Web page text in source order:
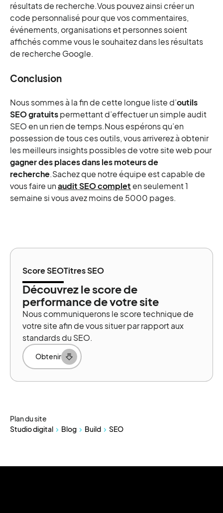
résultats de recherche.Vous pouvez ainsi créer un
code personnalisé pour que vos commentaires,
événements, organisations et personnes soient
affichés comme vous le souhaitez dans les résultats
de recherche Google.
Conclusion
Nous sommes à la fin de cette longue liste d’outils
SEO gratuitspermettant d’effectuer un simple audit
SEO en un rien de temps.Nous espérons qu’en
possession de tous ces outils, vous arriverez à obtenir
les meilleurs insights possibles de votre site web pour
gagner des places dans les moteurs de
recherche.Sachez que notre équipe est capable de
vous faire unaudit SEO complet en seulement 1
semaine si vous avez moins de 5000 pages.
Score SEOTitres SEO
Découvrez le score de
performance de votre site
Nous communiquerons le score technique de
votre site afin de vous situer par rapport aux
standards du SEO.
Obtenir
Plan du site
Studio digital
Blog Build SEO